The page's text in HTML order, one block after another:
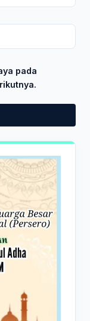
pada